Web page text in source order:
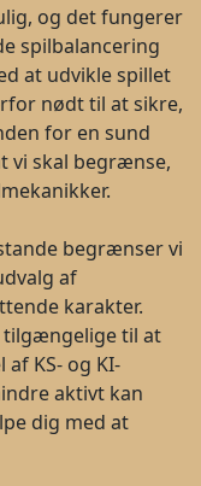
og det fungerer
spilbalancering
at udvikle spillet
nødt til at sikre,
for en sund
vi skal begrænse,
begrænser vi
af
karakter.
tilgængelige til at
KS- og KI-
aktivt kan
dig med at